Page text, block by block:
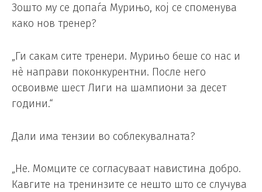
Зошто му се допаѓа Мурињо, кој се споменува
како нов тренер?
„Ги сакам сите тренери. Мурињо беше со нас и
нè направи поконкурентни. После него
освоивме шест Лиги на шампиони за десет
години.“
Дали има тензии во соблекувалната?
„Не. Момците се согласуваат навистина добро.
Кавгите на тренинзите се нешто што се случува